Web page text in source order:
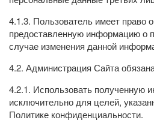
4.1.3. Пользователь имеет право
предоставленную информацию о
случае изменения данной
4.2. Администрация Сайта
4.2.1. Использовать полученную
исключительно для целей,
Политике конфиденциальности.